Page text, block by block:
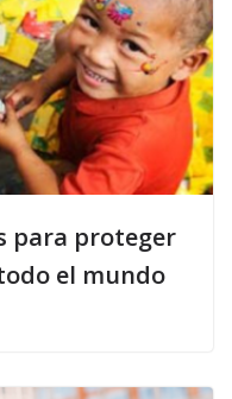
para proteger
el mundo